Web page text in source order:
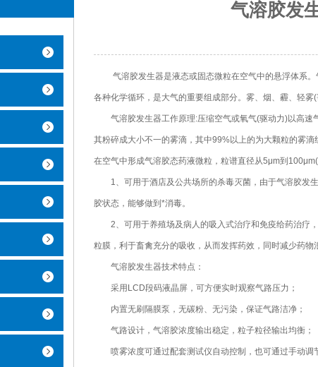
气溶胶发
气溶胶发生器是液态或固态微粒在空气中的悬浮体系。
各种化学循环，是大气的重要组成部分。雾、烟、霾、轻
气溶胶发生器工作原理:压缩空气或氧气(驱动力)以高速
其粉碎成大小不一的雾滴，其中99%以上的为大颗粒的雾
在空气中形成气溶胶态药液微粒，粒谱直径从5μm到
1、可用于酒店及公共场所的杀毒灭菌，由于气溶胶发生
胶状态，能够做到*消毒。
2、可用于养殖场及病人的吸入式治疗和免疫给药治疗，
粒膜，利于畜禽充分的吸收，从而发挥药效，同时减少药
气溶胶发生器技术特点：
采用LCD段码液晶屏，可方便实时观察气路压力；
内置无刷隔膜泵，无碳粉、无污染，保证气路洁净；
气路设计，气溶胶浓度输出稳定，粒子粒径输出均衡；
喷雾浓度可通过配套测试仪自动控制，也可通过手动调